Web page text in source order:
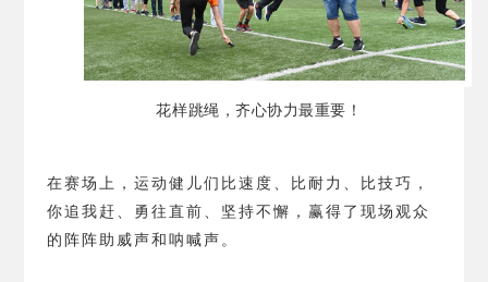
花样跳绳，齐心协力最重要！
在赛场上，运动健儿们比速度、比耐力、比技巧，
你追我赶、勇往直前、坚持不懈，赢得了现场观众
的阵阵助威声和呐喊声。